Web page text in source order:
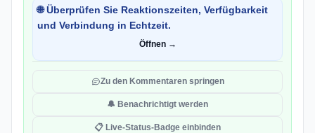
🌐 Überprüfen Sie Reaktionszeiten, Verfügbarkeit
und Verbindung in Echtzeit.
Öffnen →
Zu den Kommentaren springen
🔔 Benachrichtigt werden
📋 Live-Status-Badge einbinden